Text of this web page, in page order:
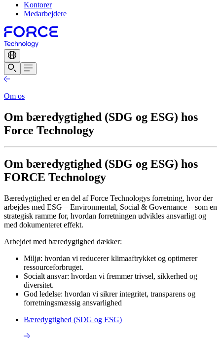
Kontorer
Medarbejdere
Om os
Om bæredygtighed (SDG og ESG) hos
Force Technology
Om bæredygtighed (SDG og ESG) hos
FORCE Technology
Bæredygtighed er en del af Force Technologys forretning, hvor der
arbejdes med ESG – Environmental, Social & Governance – som en
strategisk ramme for, hvordan forretningen udvikles ansvarligt og
med dokumenteret effekt.
Arbejdet med bæredygtighed dækker:
Miljø: hvordan vi reducerer klimaaftrykket og optimerer
ressourceforbruget.
Socialt ansvar: hvordan vi fremmer trivsel, sikkerhed og
diversitet.
God ledelse: hvordan vi sikrer integritet, transparens og
forretningsmæssig ansvarlighed
Bæredygtighed (SDG og ESG)